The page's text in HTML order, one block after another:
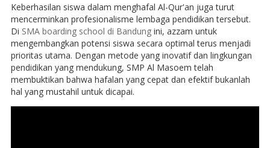
Keberhasilan siswa dalam menghafal Al-Qur'an juga turut
mencerminkan profesionalisme lembaga pendidikan tersebut.
Di SMA boarding school di Bandungini, azzam untuk
mengembangkan potensi siswa secara optimal terus menjadi
prioritas utama. Dengan metode yang inovatif dan lingkungan
pendidikan yang mendukung, SMP Al Masoem telah
membuktikan bahwa hafalan yang cepat dan efektif bukanlah
hal yang mustahil untuk dicapai.